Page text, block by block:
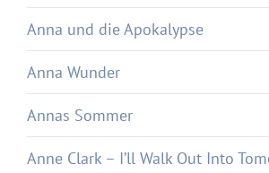
Anna und die Apokalypse
Anna Wunder
Annas Sommer
Anne Clark – I’ll Walk Out Into